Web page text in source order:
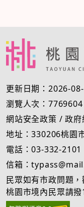
更新日期：2026-
瀏覽人次：7769604
網站安全政策 /政府
地址：330206桃園
電話：03-332-2101
信箱：
民眾如有市政問題
桃園市境內民眾請